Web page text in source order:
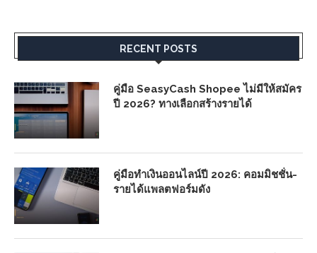
RECENT POSTS
คู่มือ SeasyCash Shopee ไม่มีให้สมัคร
ปี 2026? ทางเลือกสร้างรายได้
คู่มือทำเงินออนไลน์ปี 2026: คอมมิชชั่น-
รายได้แพลตฟอร์มดัง